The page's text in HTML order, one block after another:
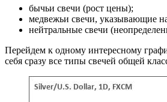
бычьи свечи (рост цены);
медвежьи свечи, указывающие
нейтральные свечи
Перейдем к одному интересному
себя сразу все типы свечей общей